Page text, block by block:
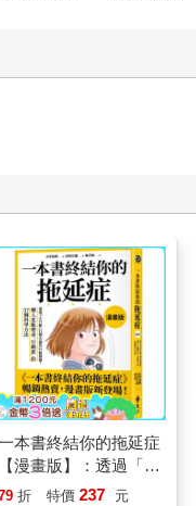
本書終結你的拖延症
【漫畫版】：透過「小
動」打開大腦的行動
折 特價 237 元